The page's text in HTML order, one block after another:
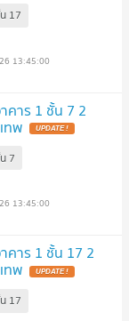
17
13:45:00
คาร 1 ชั้น 7 2
ทพ
7
13:45:00
คาร 1 ชั้น 17 2
ทพ
17